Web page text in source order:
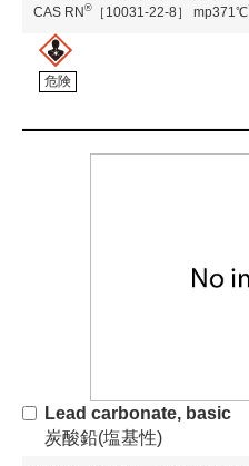
CAS RN ® ［10031-22-8］ mp371℃
危険
Lead carbonate, basic
炭酸鉛(塩基性)